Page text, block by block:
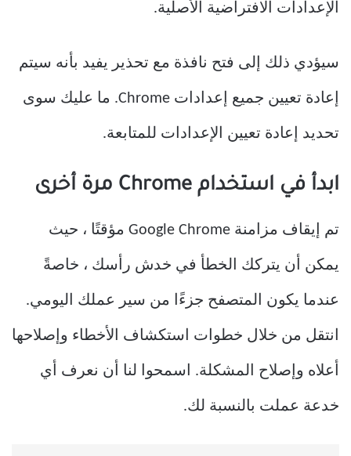
الإعدادات الافتراضية الأصلية.
سيؤدي ذلك إلى فتح نافذة مع تحذير يفيد بأنه سيتم
إعادة تعيين جميع إعدادات Chrome. ما عليك سوى
تحديد إعادة تعيين الإعدادات للمتابعة.
ابدأ في استخدام Chrome مرة أخرى
تم إيقاف مزامنة Google Chrome مؤقتًا ، حيث
يمكن أن يتركك الخطأ في خدش رأسك ، خاصةً
عندما يكون المتصفح جزءًا من سير عملك اليومي.
انتقل من خلال خطوات استكشاف الأخطاء وإصلاحها
أعلاه وإصلاح المشكلة. اسمحوا لنا أن نعرف أي
خدعة عملت بالنسبة لك.